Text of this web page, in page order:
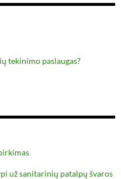
tekinimo paslaugas?
už sanitarinių patalpų švaros